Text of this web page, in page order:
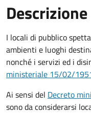
Descrizione
I locali di pubblico
ambienti e luoghi
nonché i servizi ed i
ministeriale 15/02/
Ai sensi del Decreto
sono da considerarsi